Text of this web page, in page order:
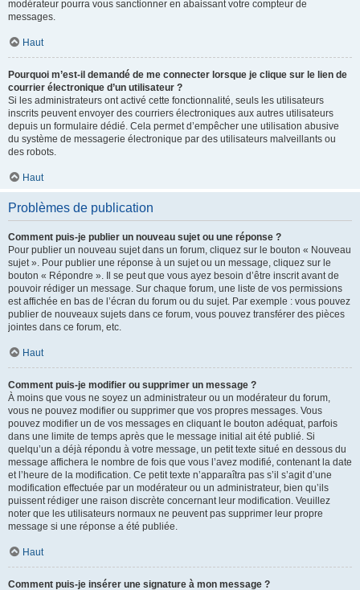
modérateur pourra vous sanctionner en abaissant votre compteur de
messages.
Haut
Pourquoi m’est-il demandé de me connecter lorsque je clique sur le lien de
courrier électronique d’un utilisateur ?
Si les administrateurs ont activé cette fonctionnalité, seuls les utilisateurs
inscrits peuvent envoyer des courriers électroniques aux autres utilisateurs
depuis un formulaire dédié. Cela permet d’empêcher une utilisation abusive
du système de messagerie électronique par des utilisateurs malveillants ou
des robots.
Haut
Problèmes de publication
Comment puis-je publier un nouveau sujet ou une réponse ?
Pour publier un nouveau sujet dans un forum, cliquez sur le bouton « Nouveau
sujet ». Pour publier une réponse à un sujet ou un message, cliquez sur le
bouton « Répondre ». Il se peut que vous ayez besoin d’être inscrit avant de
pouvoir rédiger un message. Sur chaque forum, une liste de vos permissions
est affichée en bas de l’écran du forum ou du sujet. Par exemple : vous pouvez
publier de nouveaux sujets dans ce forum, vous pouvez transférer des pièces
jointes dans ce forum, etc.
Haut
Comment puis-je modifier ou supprimer un message ?
À moins que vous ne soyez un administrateur ou un modérateur du forum,
vous ne pouvez modifier ou supprimer que vos propres messages. Vous
pouvez modifier un de vos messages en cliquant le bouton adéquat, parfois
dans une limite de temps après que le message initial ait été publié. Si
quelqu’un a déjà répondu à votre message, un petit texte situé en dessous du
message affichera le nombre de fois que vous l’avez modifié, contenant la date
et l’heure de la modification. Ce petit texte n’apparaîtra pas s’il s’agit d’une
modification effectuée par un modérateur ou un administrateur, bien qu’ils
puissent rédiger une raison discrète concernant leur modification. Veuillez
noter que les utilisateurs normaux ne peuvent pas supprimer leur propre
message si une réponse a été publiée.
Haut
Comment puis-je insérer une signature à mon message ?